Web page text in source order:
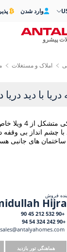
املاک و مستغلات
دریا با دید
ویلاها در یک
چشم انداز بی وقفه
ساختمان های جانبی
فروش
+90 532 212 45 90
+90 242 324 54 94
sales@antalyahomes.com
هماهنگی تور بازدید
وارد شدن
پیشرو